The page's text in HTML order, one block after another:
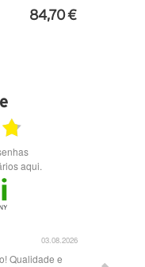
84,70 €
aqui.
28.07.2026